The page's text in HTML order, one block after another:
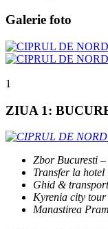
Galerie foto
1
ZIUA 1:
Zbor Bucuresti
Transfer la
Ghid &
Kyrenia city tour
Manastirea